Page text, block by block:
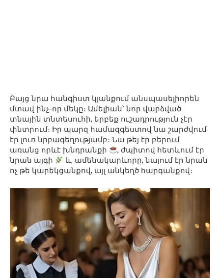
Բայց նրա հանգիստ կյանքում անսպասելիորեն
մտավ ինչ-որ մեկը։ Ամելիան՝ նոր վարձված
տնային տնտեսուհի, երբեք ուշադրություն չէր
փնտրում։ Իր պարզ համազգեստով նա շարժվում
էր լուռ նրբագեղությամբ։ Նա թեյ էր բերում
առանց որևէ խնդրանքի
, ժպիտով հետևում էր
նրան այգի
և, ամենակարևորը, նայում էր նրան
ոչ թե կարեկցանքով, այլ անկեղծ հարգանքով։